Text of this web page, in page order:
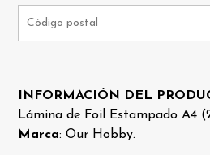
INFORMACIÓN DEL
Lámina de Foil Estampado A4
Marca: Our Hobby.